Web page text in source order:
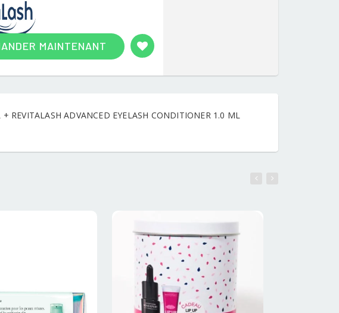
MAINTENANT
REVITALASH ADVANCED EYELASH CONDITIONER 1.0 ML